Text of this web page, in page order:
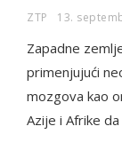
ZTP 13.
Zapadne
primenjujući
mozgova kao
Azije i Afrike